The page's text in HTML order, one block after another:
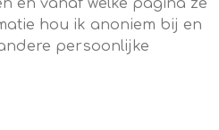
en vanaf welke pagina ze
hou ik anoniem bij en
persoonlijke